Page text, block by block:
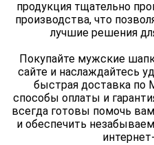
продукция тщательно
производства, что
лучшие решения
Покупайте мужские
сайте и наслаждайтесь
быстрая доставка по
способы оплаты и
всегда готовы помочь
и обеспечить